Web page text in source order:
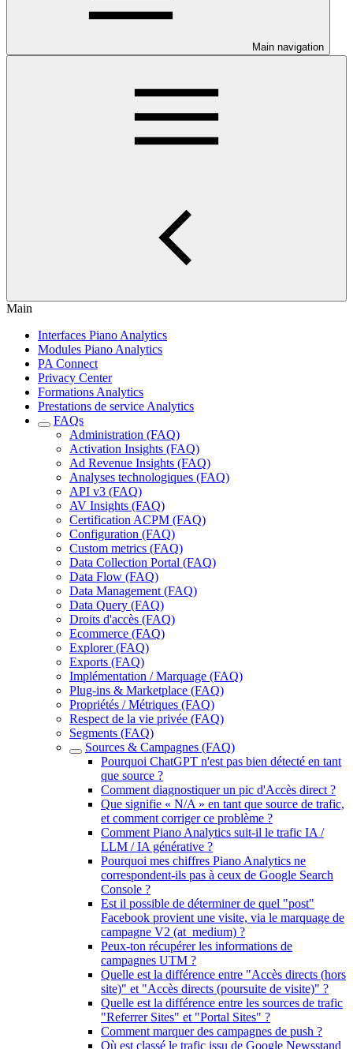
Main navigation
Main
Interfaces Piano Analytics
Modules Piano Analytics
PA Connect
Privacy Center
Formations Analytics
Prestations de service Analytics
FAQs
Administration (FAQ)
Activation Insights (FAQ)
Ad Revenue Insights (FAQ)
Analyses technologiques (FAQ)
API v3 (FAQ)
AV Insights (FAQ)
Certification ACPM (FAQ)
Configuration (FAQ)
Custom metrics (FAQ)
Data Collection Portal (FAQ)
Data Flow (FAQ)
Data Management (FAQ)
Data Query (FAQ)
Droits d'accès (FAQ)
Ecommerce (FAQ)
Explorer (FAQ)
Exports (FAQ)
Implémentation / Marquage (FAQ)
Plug-ins & Marketplace (FAQ)
Propriétés / Métriques (FAQ)
Respect de la vie privée (FAQ)
Segments (FAQ)
Sources & Campagnes (FAQ)
Pourquoi ChatGPT n'est pas bien détecté en tant
que source ?
Comment diagnostiquer un pic d'Accès direct ?
Que signifie « N/A » en tant que source de trafic,
et comment corriger ce problème ?
Comment Piano Analytics suit-il le trafic IA /
LLM / IA générative ?
Pourquoi mes chiffres Piano Analytics ne
correspondent-ils pas à ceux de Google Search
Console ?
Est il possible de déterminer de quel "post"
Facebook provient une visite, via le marquage de
campagne V2 (at_medium) ?
Peux-ton récupérer les informations de
campagnes UTM ?
Quelle est la différence entre "Accès directs (hors
site)" et "Accès directs (poursuite de visite)" ?
Quelle est la différence entre les sources de trafic
"Referrer Sites" et "Portal Sites" ?
Comment marquer des campagnes de push ?
Où est classé le trafic issu de Google Newsstand